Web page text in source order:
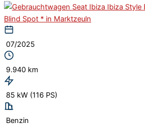
07/2025
9.940 km
85 kW (116 PS)
Benzin